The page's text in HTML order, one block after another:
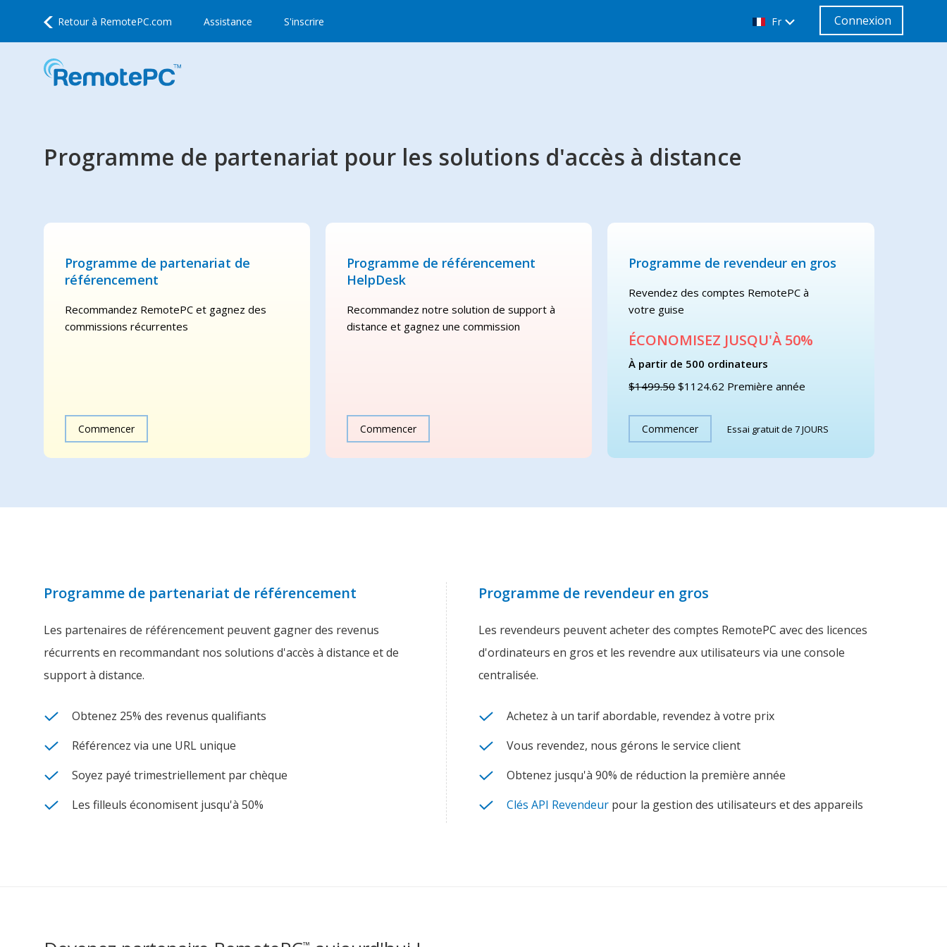
Retour à RemotePC.com Assistance S'inscrire Fr Connexion
Programme de partenariat pour les solutions d'accès à distance
Programme de partenariat de
référencement
Recommandez RemotePC et gagnez des
commissions récurrentes
Commencer
Programme de référencement
HelpDesk
Recommandez notre solution de support à
distance et gagnez une commission
Commencer
Programme de revendeur en gros
Revendez des comptes RemotePC à
votre guise
ÉCONOMISEZ JUSQU'À 50%
À partir de 500 ordinateurs
$1499.50 $1124.62 Première année
Commencer Essai gratuit de 7 JOURS
Programme de partenariat de référencement
Les partenaires de référencement peuvent gagner des revenus
récurrents en recommandant nos solutions d'accès à distance et de
support à distance.
Obtenez 25% des revenus qualifiants
Référencez via une URL unique
Soyez payé trimestriellement par chèque
Les filleuls économisent jusqu'à 50%
Programme de revendeur en gros
Les revendeurs peuvent acheter des comptes RemotePC avec des licences
d'ordinateurs en gros et les revendre aux utilisateurs via une console
centralisée.
Achetez à un tarif abordable, revendez à votre prix
Vous revendez, nous gérons le service client
Obtenez jusqu'à 90% de réduction la première année
Clés API Revendeur pour la gestion des utilisateurs et des appareils